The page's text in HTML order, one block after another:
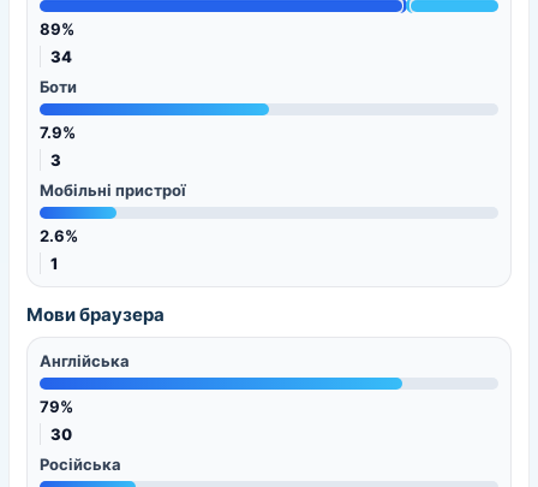
89%
34
Боти
7.9%
3
Мобільні пристрої
2.6%
1
Мови браузера
Англійська
79%
30
Російська